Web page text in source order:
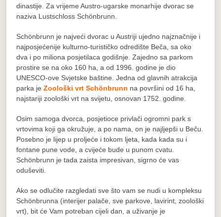
dinastije. Za vrijeme Austro-ugarske monarhije dvorac se
naziva Lustschloss Schönbrunn.
Schönbrunn je najveći dvorac u Austriji ujedno najznačnije i
najposjećenije kulturno-turističko odredište Beča, sa oko
dva i po miliona posjetilaca godišnje. Zajedno sa parkom
prostire se na oko 160 ha, a od 1996. godine je dio
UNESCO-ove Svjetske baštine. Jedna od glavnih atrakcija
parka jeZoološki vrt Schönbrunn na površini od 16 ha,
najstariji zoološki vrt na svijetu, osnovan 1752. godine.
Osim samoga dvorca, posjetioce privlači ogromni park s
vrtovima koji ga okružuje, a po nama, on je najljepši u Beču.
Posebno je lijep u proljeće i tokom ljeta, kada kada su i
fontane pune vode, a cvijeće bude u punom cvatu.
Schönbrunn je tada zaista impresivan, sigrno će vas
oduševiti.
Ako se odlučite razgledati sve što vam se nudi u kompleksu
Schönbrunna (interijer palače, sve parkove, lavirint, zoološki
vrt), bit će Vam potreban cijeli dan, a uživanje je